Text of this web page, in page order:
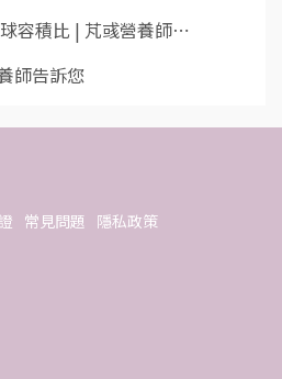
容積比 | 芃彧營養師⋯
師告訴您
常見問題 隱私政策